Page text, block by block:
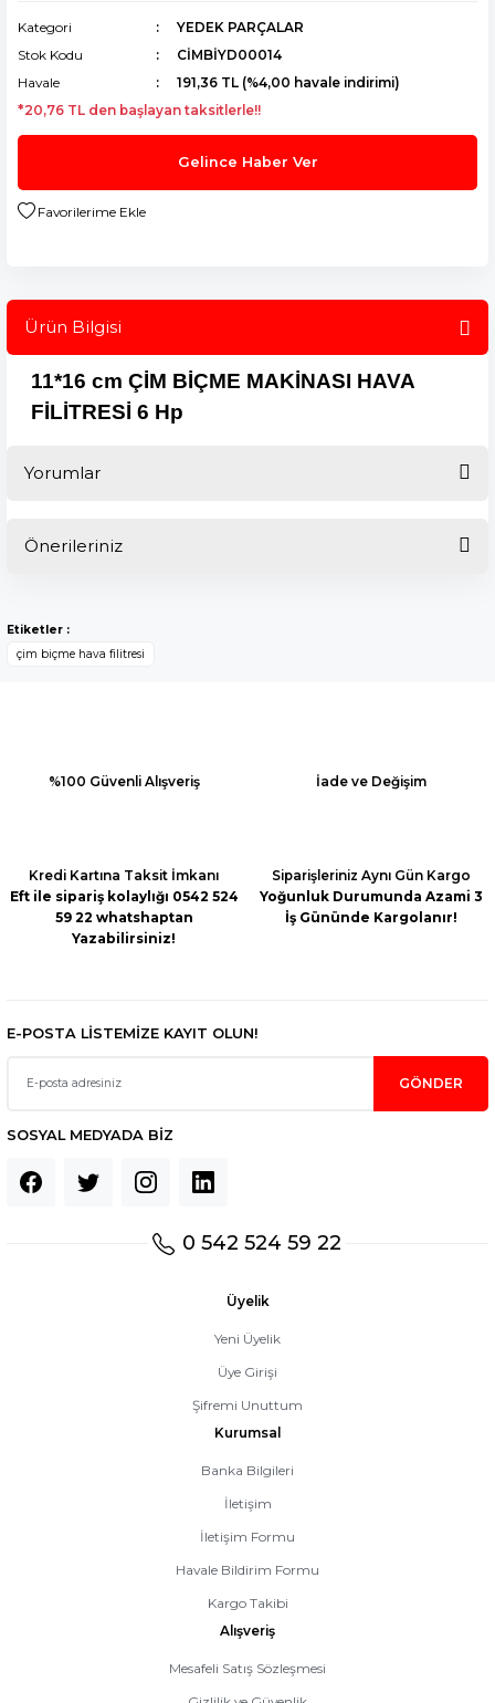
Kategori
YEDEK PARÇALAR
Stok Kodu
CİMBİYD00014
Havale
191,36 TL (%4,00 havale indirimi)
*20,76 TL den başlayan taksitlerle!!
Gelince Haber Ver
Ürün Bilgisi
11*16 cm ÇİM BİÇME MAKİNASI HAVA
FİLİTRESİ 6 Hp
Yorumlar
Önerileriniz
kullanarak tarafımıza iletebilirsiniz.
Görüş ve önerileriniz için teşekkür ederiz.
Ürün bilgilerinde hatalar bulunuyor.
Etiketler :
çim biçme hava filitresi
%100 Güvenli Alışveriş İade ve Değişim
Kredi Kartına Taksit İmkanı
Eft ile sipariş kolaylığı 0542 524
59 22 whatshaptan
Yazabilirsiniz!
Siparişleriniz Aynı Gün Kargo
Yoğunluk Durumunda Azami 3
İş Gününde Kargolanır!
E-POSTA LİSTEMİZE KAYIT OLUN!
GÖNDER
SOSYAL MEDYADA BİZ
0 542 524 59 22
Üyelik
Yeni Üyelik
Üye Girişi
Şifremi Unuttum
Kurumsal
Banka Bilgileri
İletişim
İletişim Formu
Havale Bildirim Formu
Kargo Takibi
Alışveriş
Mesafeli Satış Sözleşmesi